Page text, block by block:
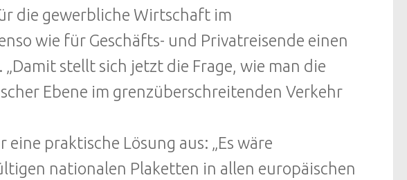
die gewerbliche Wirtschaft im
wie für Geschäfts- und Privatreisende einen
stellt sich jetzt die Frage, wie man die
Ebene im grenzüberschreitenden Verkehr
praktische Lösung aus: „Es wäre
nationalen Plaketten in allen europäischen